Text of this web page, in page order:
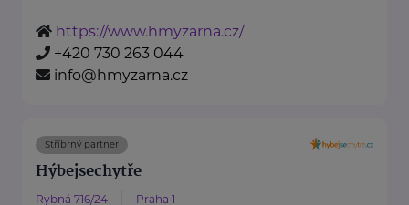
https://www.hmyzarna.cz/
+420 730 263 044
info@hmyzarna.cz
Stříbrný partner
Hýbejsechytře
Rybná 716/24 Praha 1